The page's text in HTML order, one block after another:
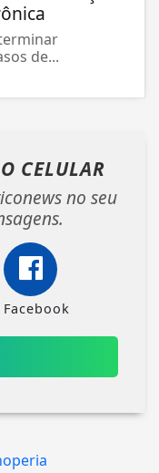
de...
CELULAR
no seu
Facebook